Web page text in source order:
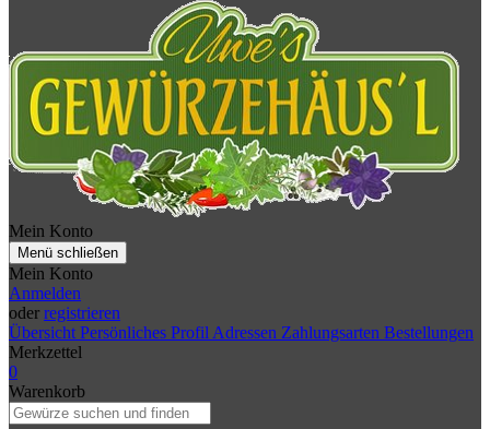
Mein Konto
Menü schließen
Mein Konto
Anmelden
oder registrieren
Übersicht Persönliches Profil Adressen Zahlungsarten Bestellungen
Merkzettel
0
Warenkorb